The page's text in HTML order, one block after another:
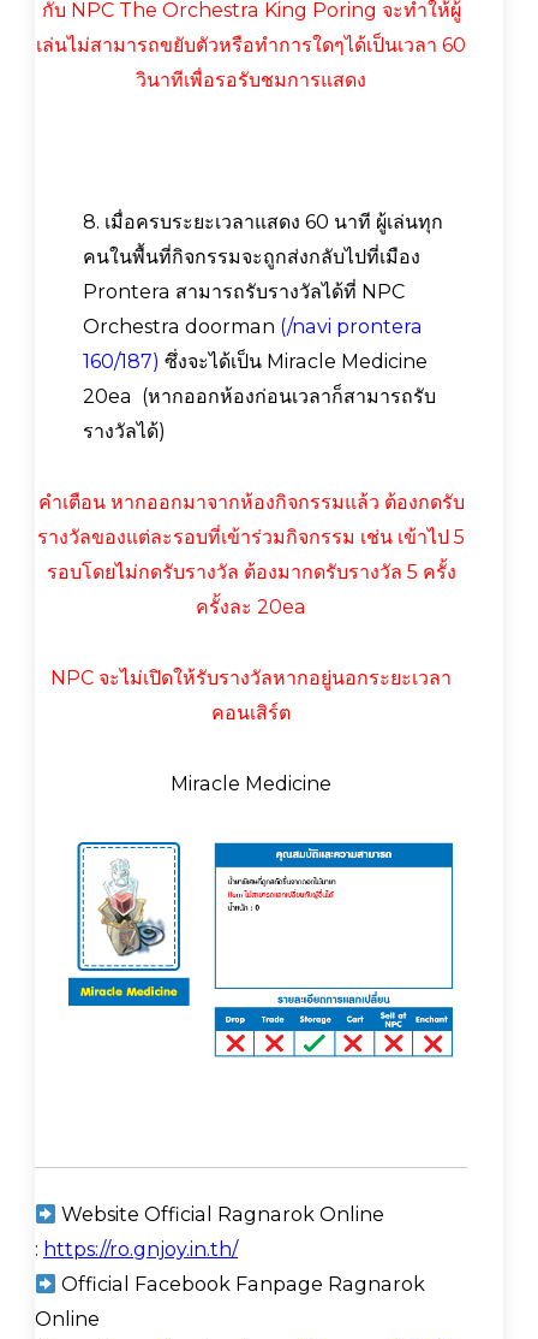
กับ NPC The Orchestra King Poring จะทำให้ผู้
เล่นไม่สามารถขยับตัวหรือทำการใดๆได้เป็นเวลา 60
วินาทีเพื่อรอรับชมการแสดง
8. เมื่อครบระยะเวลาแสดง 60 นาที ผู้เล่นทุก
คนในพื้นที่กิจกรรมจะถูกส่งกลับไปที่เมือง
Prontera สามารถรับรางวัลได้ที่ NPC
Orchestra doorman (/navi prontera
160/187) ซึ่งจะได้เป็น Miracle Medicine
20ea (หากออกห้องก่อนเวลาก็สามารถรับ
รางวัลได้)
คำเตือน หากออกมาจากห้องกิจกรรมแล้ว ต้องกดรับ
รางวัลของแต่ละรอบที่เข้าร่วมกิจกรรม เช่น เข้าไป 5
รอบโดยไม่กดรับรางวัล ต้องมากดรับรางวัล 5 ครั้ง
ครั้งละ 20ea
NPC จะไม่เปิดให้รับรางวัลหากอยู่นอกระยะเวลา
คอนเสิร์ต
Miracle Medicine
Website Official Ragnarok Online
: https://ro.gnjoy.in.th/
Official Facebook Fanpage Ragnarok
Online